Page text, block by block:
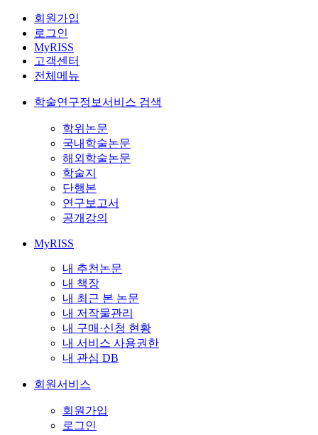
회원가입
로그인
MyRISS
고객센터
전체메뉴
학술연구정보서비스 검색
학위논문
국내학술논문
해외학술논문
학술지
단행본
연구보고서
공개강의
MyRISS
내 추천논문
내 책장
내 최근 본 논문
내 저작물관리
내 구매·신청 현황
내 서비스 사용권한
내 관심 DB
회원서비스
회원가입
로그인